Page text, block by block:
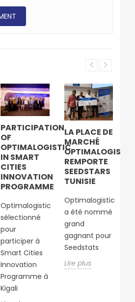
PARTICIPATION
OF
OPTIMALOGISTIC
IN SMART
CITIES
INNOVATION
PROGRAMME
Optimalogistic
sélectionné
pour
participer à
Smart Cities
Innovation
Programme à
Kigali
LA PLACE DE
MARCHÉ
OPTIMALOGISTIC
REMPORTE
SEEDSTARS
TUNISIE
Optimalogistic
a été nommé
grand
gagnant pour
Seedstats
Lire plus